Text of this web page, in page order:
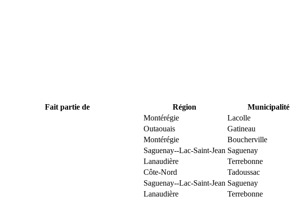
Fait partie de Région Municipalité
Montérégie
Lacolle
Outaouais
Gatineau
Montérégie
Boucherville
Saguenay--Lac-Saint-Jean Saguenay
Lanaudière
Terrebonne
Côte-Nord
Tadoussac
Saguenay--Lac-Saint-Jean Saguenay
Lanaudière
Terrebonne